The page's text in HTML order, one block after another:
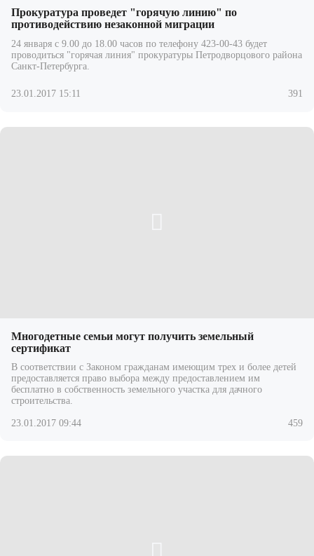
Прокуратура проведет "горячую линию" по
противодействию незаконной миграции
24 января с 9.00 до 18.00 часов по телефону 423-00-43 будет
проводиться "горячая линия" прокуратуры Петродворцового района
Санкт-Петербурга.
23.01.2017 15:11 391
Многодетные семьи могут получить земельный
сертификат
В соответствии с Законом гражданам имеющим трех и более детей
предоставляется право выбора между предоставлением им
бесплатно в собственность земельного участка для дачного
строительства.
23.01.2017 09:44 459